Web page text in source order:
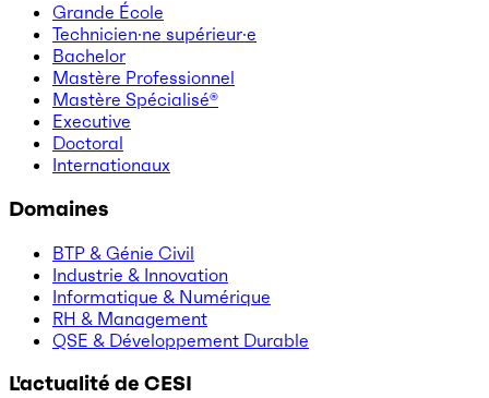
Grande École
Technicien·ne supérieur·e
Bachelor
Mastère Professionnel
Mastère Spécialisé®
Executive
Doctoral
Internationaux
Domaines
BTP & Génie Civil
Industrie & Innovation
Informatique & Numérique
RH & Management
QSE & Développement Durable
L'actualité de CESI